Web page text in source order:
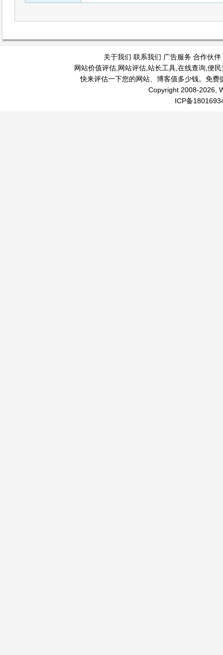
关于我们 联系我们 广告服务 合作伙伴
网站价值评估, 网站评估, 站长工具, 在线查询 便民
快来评估一下您的网站、博客值多少钱。免
Copyright 2008-2026,
ICP备